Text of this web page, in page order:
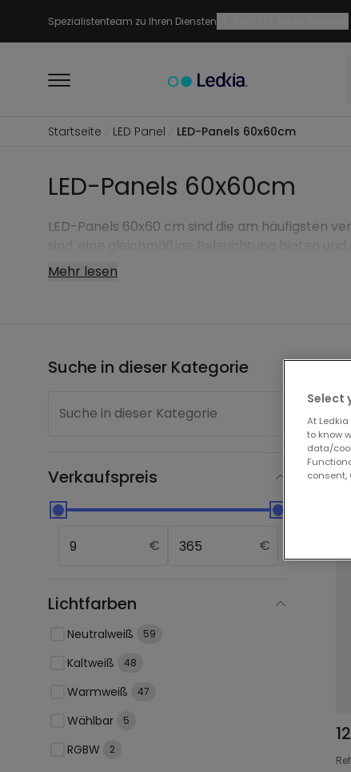
Spezialistenteam zu Ihren Diensten
Startseite LED Panel LED-Panels 60x60cm
LED-Panels 60x60cm
LED-Panels 60x60 cm sind die am häufigsten
Mehr lesen
Suche in dieser Kategorie
Suche in dieser Kategorie
Verkaufspreis
€ €
Lichtfarben
Neutralweiß 59
Kaltweiß 48
Warmweiß 47
Wählbar 5
RGBW 2
Ref
Select
At
to know
data/
consent,